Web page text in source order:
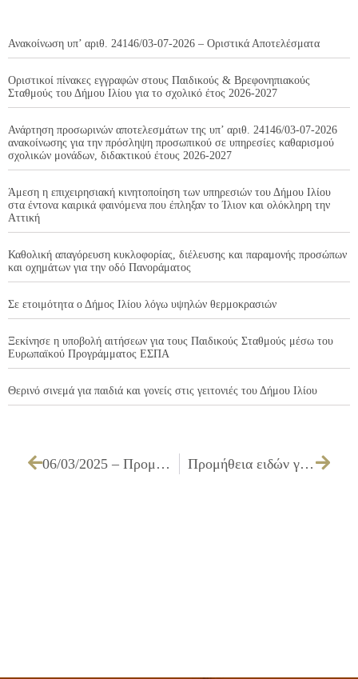
Ανακοίνωση υπ’ αριθ. 24146/03-07-2026 – Οριστικά Αποτελέσματα
Οριστικοί πίνακες εγγραφών στους Παιδικούς & Βρεφονηπιακούς
Σταθμούς του Δήμου Ιλίου για το σχολικό έτος 2026-2027
Ανάρτηση προσωρινών αποτελεσμάτων της υπ’ αριθ. 24146/03-07-2026
ανακοίνωσης για την πρόσληψη προσωπικού σε υπηρεσίες καθαρισμού
σχολικών μονάδων, διδακτικού έτους 2026-2027
Άμεση η επιχειρησιακή κινητοποίηση των υπηρεσιών του Δήμου Ιλίου
στα έντονα καιρικά φαινόμενα που έπληξαν το Ίλιον και ολόκληρη την
Αττική
Καθολική απαγόρευση κυκλοφορίας, διέλευσης και παραμονής προσώπων
και οχημάτων για την οδό Πανοράματος
Σε ετοιμότητα ο Δήμος Ιλίου λόγω υψηλών θερμοκρασιών
Ξεκίνησε η υποβολή αιτήσεων για τους Παιδικούς Σταθμούς μέσω του
Ευρωπαϊκού Προγράμματος ΕΣΠΑ
Θερινό σινεμά για παιδιά και γονείς στις γειτονιές του Δήμου Ιλίου
06/03/2025 – Προμήθεια πλαστικών σάκων διαφόρων τύπων Προμήθεια ειδών γενικής χρήσης για την εύρυθμη λειτουργία των υπηρεσιών του Δήμου Ιλίου και συγκεκριμένα για τις ομάδες: 2η , 3η μόνο Α̍ Υποομάδα, 5η, 6η και 7η